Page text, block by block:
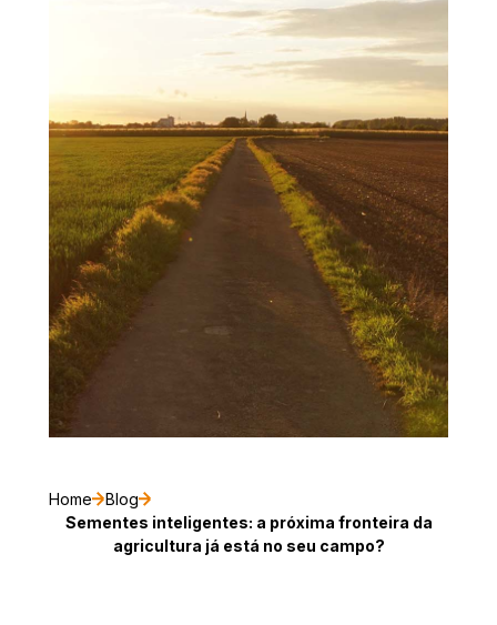
Home
Blog
Sementes inteligentes: a próxima fronteira da
agricultura já está no seu campo?